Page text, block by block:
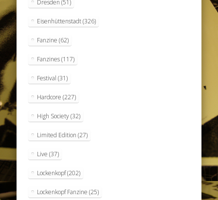
Dresden (51)
Eisenhüttenstadt(326)
Fanzine (62)
Fanzines(117)
Festival (31)
Hardcore (227)
High Society(32)
Limited Edition (27)
Live (37)
Lockenkopf(202)
Lockenkopf Fanzine (25)